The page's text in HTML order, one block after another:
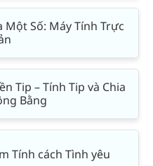
Một Số: Máy Tính Trực
Tip – Tính Tip và Chia
Bằng
Tính cách Tình yêu